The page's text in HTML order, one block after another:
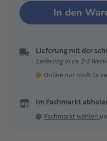
In den
Lieferung mit der
Lieferung in ca. 2-3
Online nur noch 1x
Im Fachmarkt
Fachmarkt wählen